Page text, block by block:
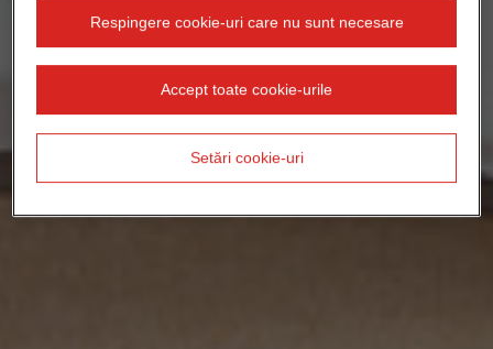
Respingere cookie-uri care nu sunt necesare
Accept toate cookie-urile
Setări cookie-uri